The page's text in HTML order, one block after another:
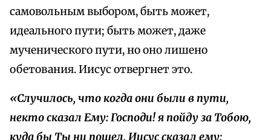
самовольным выбором, быть может,
идеального пути; быть может, даже
мученического пути, но оно лишено
обетования. Иисус отвергнет это.
«Случилось, что когда они были в пути,
некто сказал Ему: Господи! я пойду за Тобою,
куда бы Ты ни пошел. Иисус сказал ему: